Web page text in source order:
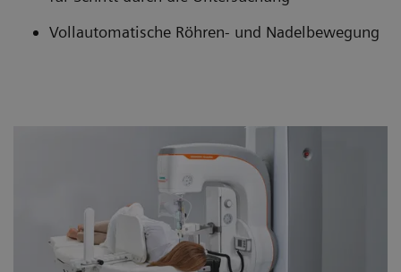
Vollautomatische Röhren- und Nadelbewegung